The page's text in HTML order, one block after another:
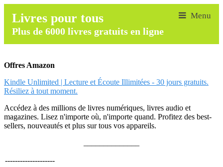
Livres pour tous
Plus de 6000 livres gratuits en ligne
Offres Amazon
Kindle Unlimited | Lecture et Écoute Illimitées - 30 jours gratuits.
Résiliez à tout moment.
Accédez à des millions de livres numériques, livres audio et
magazines. Lisez n'importe où, n'importe quand. Profitez des best-
sellers, nouveautés et plus sur tous vos appareils.
--------------------